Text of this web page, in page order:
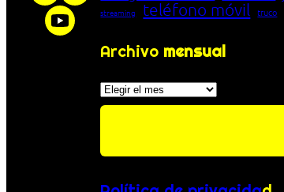
streaming teléfono móvil truco
Archivo mensual
Archivos